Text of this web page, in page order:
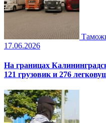
17.06.2026
На границах
121 грузовик и 276